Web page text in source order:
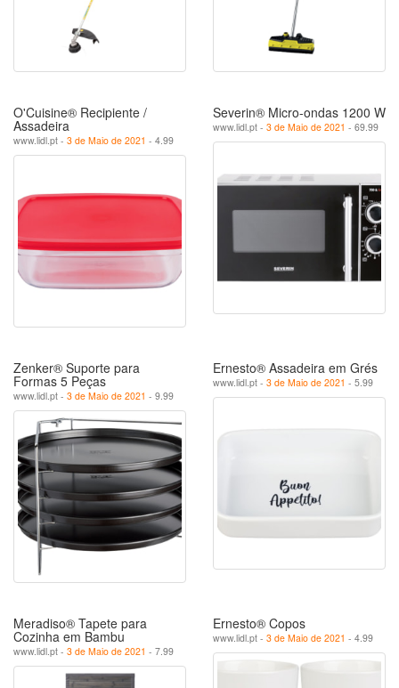
O'Cuisine® Recipiente /
Assadeira
www.lidl.pt - 3 de Maio de 2021 - 4.99
Severin® Micro-ondas 1200 W
www.lidl.pt - 3 de Maio de 2021 - 69.99
Zenker® Suporte para
Formas 5 Peças
www.lidl.pt - 3 de Maio de 2021 - 9.99
Ernesto® Assadeira em Grés
www.lidl.pt - 3 de Maio de 2021 - 5.99
Meradiso® Tapete para
Cozinha em Bambu
www.lidl.pt - 3 de Maio de 2021 - 7.99
Ernesto® Copos
www.lidl.pt - 3 de Maio de 2021 - 4.99